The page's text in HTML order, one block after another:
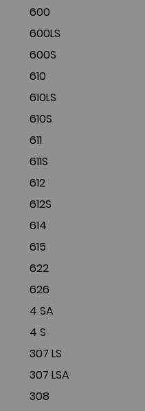
600
600LS
600S
610
610LS
610S
611
611S
612
612S
614
615
622
626
4 SA
4 S
307 LS
307 LSA
308